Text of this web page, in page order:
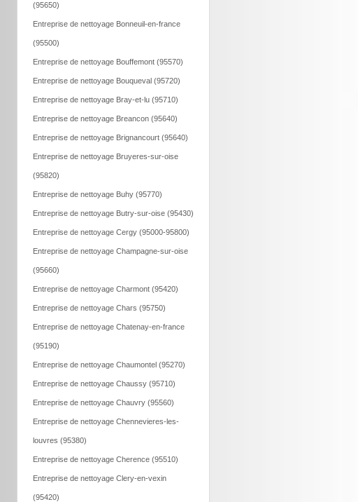
(95650)
Entreprise de nettoyage Bonneuil-en-france
(95500)
Entreprise de nettoyage Bouffemont (95570)
Entreprise de nettoyage Bouqueval (95720)
Entreprise de nettoyage Bray-et-lu (95710)
Entreprise de nettoyage Breancon (95640)
Entreprise de nettoyage Brignancourt (95640)
Entreprise de nettoyage Bruyeres-sur-oise
(95820)
Entreprise de nettoyage Buhy (95770)
Entreprise de nettoyage Butry-sur-oise (95430)
Entreprise de nettoyage Cergy (95000-95800)
Entreprise de nettoyage Champagne-sur-oise
(95660)
Entreprise de nettoyage Charmont (95420)
Entreprise de nettoyage Chars (95750)
Entreprise de nettoyage Chatenay-en-france
(95190)
Entreprise de nettoyage Chaumontel (95270)
Entreprise de nettoyage Chaussy (95710)
Entreprise de nettoyage Chauvry (95560)
Entreprise de nettoyage Chennevieres-les-
louvres (95380)
Entreprise de nettoyage Cherence (95510)
Entreprise de nettoyage Clery-en-vexin
(95420)